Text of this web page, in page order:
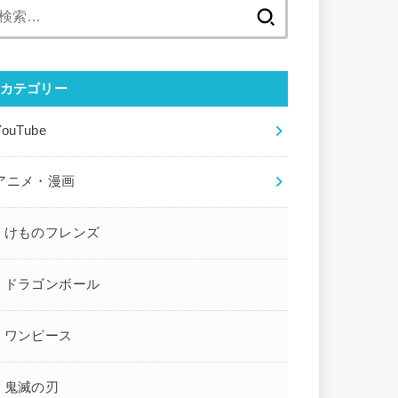
カテゴリー
ニメ・漫画
けものフレンズ
ドラゴンボール
ワンピース
鬼滅の刃